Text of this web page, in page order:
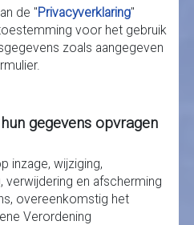
de "Privacyverklaring"
voor het gebruik
zoals aangegeven
gegevens opvragen
inzage, wijziging,
verwijdering en afscherming
overeenkomstig het
Verordening